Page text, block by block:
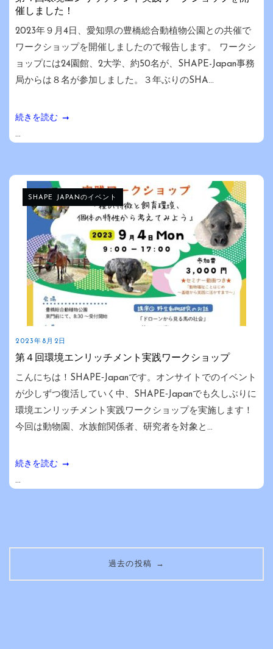
催しました！
2023年９月4日、愛知県の豊橋総合動植物公園との共催で
ワークショップを開催しましたので報告します。 ワークシ
ョップには24園館、2大学、約50名が、SHAPE-Japan事務
局からは８名が参加しました。３年ぶりのSHA...
続きを読む
...
SHAPE JAPANのイベント
2023年8月2日
第４回環境エンリッチメント実践ワークショップ
こんにちは！SHAPE‐Japanです。オンサイトでのイベント
が少しずつ復活していく中、SHAPE‐Japanでも久しぶりに
環境エンリッチメント実践ワークショップを実施します！
今回は動物園、水族館関係者、研究者を対象と...
続きを読む
...
投
稿
過去の投稿 →